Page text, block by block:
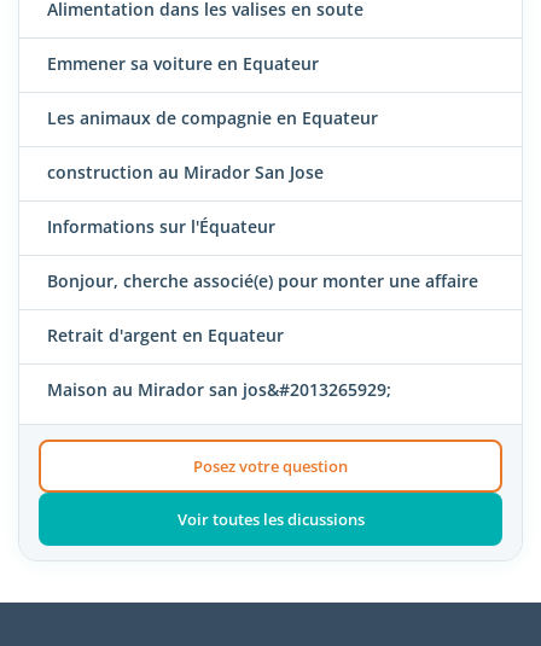
Alimentation dans les valises en soute
Emmener sa voiture en Equateur
Les animaux de compagnie en Equateur
construction au Mirador San Jose
Informations sur l'Équateur
Bonjour, cherche associé(e) pour monter une affaire
Retrait d'argent en Equateur
Maison au Mirador san jos&#2013265929;
Posez votre question
Voir toutes les dicussions